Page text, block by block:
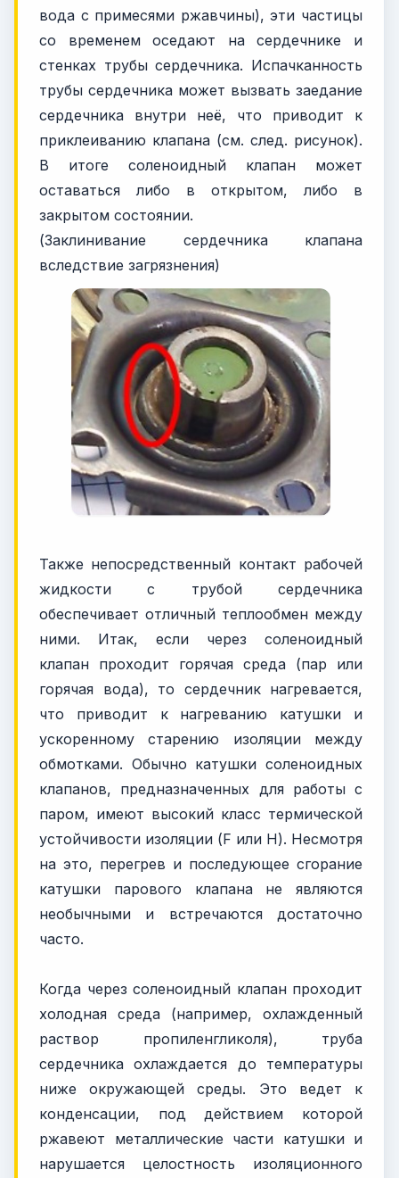
вода с примесями ржавчины), эти частицы
со временем оседают на сердечнике и
стенках трубы сердечника. Испачканность
трубы сердечника может вызвать заедание
сердечника внутри неё, что приводит к
приклеиванию клапана (см. след. рисунок).
В итоге соленоидный клапан может
оставаться либо в открытом, либо в
закрытом состоянии.
(Заклинивание сердечника клапана
вследствие загрязнения)
Также непосредственный контакт рабочей
жидкости с трубой сердечника
обеспечивает отличный теплообмен между
ними. Итак, если через соленоидный
клапан проходит горячая среда (пар или
горячая вода), то сердечник нагревается,
что приводит к нагреванию катушки и
ускоренному старению изоляции между
обмотками. Обычно катушки соленоидных
клапанов, предназначенных для работы с
паром, имеют высокий класс термической
устойчивости изоляции (F или H). Несмотря
на это, перегрев и последующее сгорание
катушки парового клапана не являются
необычными и встречаются достаточно
часто.
Когда через соленоидный клапан проходит
холодная среда (например, охлажденный
раствор пропиленгликоля), труба
сердечника охлаждается до температуры
ниже окружающей среды. Это ведет к
конденсации, под действием которой
ржавеют металлические части катушки и
нарушается целостность изоляционного